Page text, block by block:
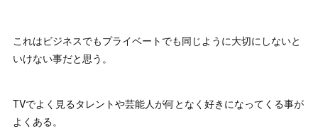
これはビジネスでもプライベートでも同じように大切にしないと
いけない事だと思う。
TVでよく見るタレントや芸能人が何となく好きになってくる事が
よくある。